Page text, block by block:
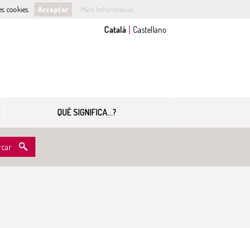
cookies. Acceptar Més informació
QUÈ SIGNIFICA...?